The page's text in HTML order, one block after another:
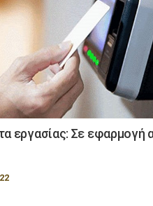
εργασίας: Σε εφαρμογή